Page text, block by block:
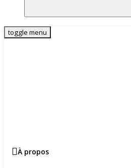
toggle menu
À propos